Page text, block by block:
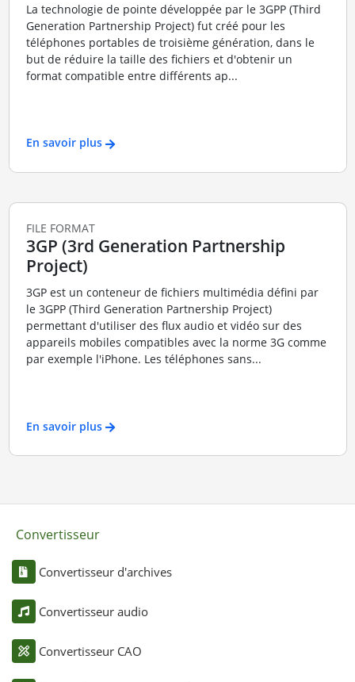
La technologie de pointe développée par le 3GPP (Third
Generation Partnership Project) fut créé pour les
téléphones portables de troisième génération, dans le
but de réduire la taille des fichiers et d'obtenir un
format compatible entre différents ap...
En savoir plus
FILE FORMAT
3GP (3rd Generation Partnership
Project)
3GP est un conteneur de fichiers multimédia défini par
le 3GPP (Third Generation Partnership Project)
permettant d'utiliser des flux audio et vidéo sur des
appareils mobiles compatibles avec la norme 3G comme
par exemple l'iPhone. Les téléphones sans...
En savoir plus
Convertisseur
Convertisseur d'archives
Convertisseur audio
Convertisseur CAO